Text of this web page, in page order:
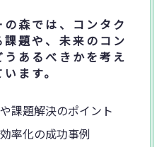
森では、コンタク
題や、未来のコン
あるべきかを考え
ます。
課題解決のポイント
率化の成功事例